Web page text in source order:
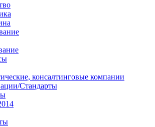
консалтинговые компании
Стандарты